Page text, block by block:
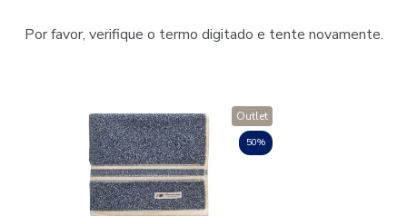
Por favor, verifique o termo digitado e tente novamente.
50%
Outlet